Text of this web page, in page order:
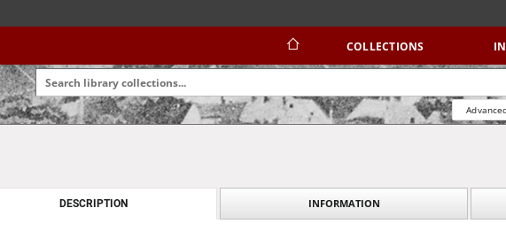
COLLECTIONS
DESCRIPTION INFORMATION